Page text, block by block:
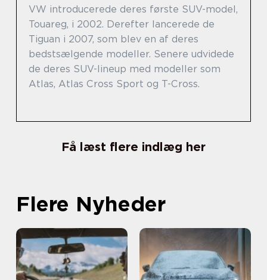
VW introducerede deres første SUV-model,
Touareg, i 2002. Derefter lancerede de
Tiguan i 2007, som blev en af deres
bedstsælgende modeller. Senere udvidede
de deres SUV-lineup med modeller som
Atlas, Atlas Cross Sport og T-Cross.
Få læst flere indlæg her
Flere Nyheder